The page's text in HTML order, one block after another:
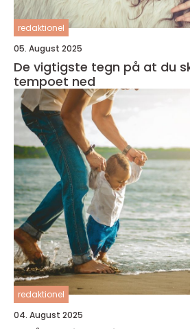
redaktionel
05. August 2025
De vigtigste tegn på at du
tempoet ned
redaktionel
04. August 2025